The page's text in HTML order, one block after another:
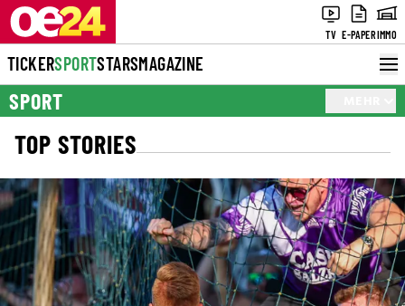
TV E-PAPERIMMO
TICKERSPORTSTARSMAGAZINE
SPORT
TOP STORIES